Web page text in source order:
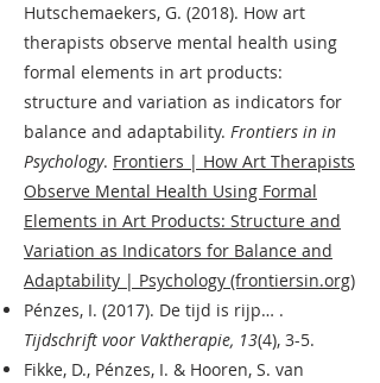
Hutschemaekers, G. (2018). How art
therapists observe mental health using
formal elements in art products:
structure and variation as indicators for
balance and adaptability. Frontiers in in
Psychology. Frontiers | How Art Therapists
Observe Mental Health Using Formal
Elements in Art Products: Structure and
Variation as Indicators for Balance and
Adaptability | Psychology (frontiersin.org)
Pénzes, I. (2017). De tijd is rijp… .
Tijdschrift voor Vaktherapie, 13(4), 3-5.
Fikke, D., Pénzes, I. & Hooren, S. van